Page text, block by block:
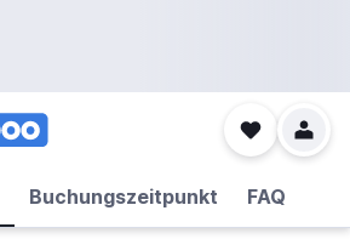
Buchungszeitpunkt FAQ